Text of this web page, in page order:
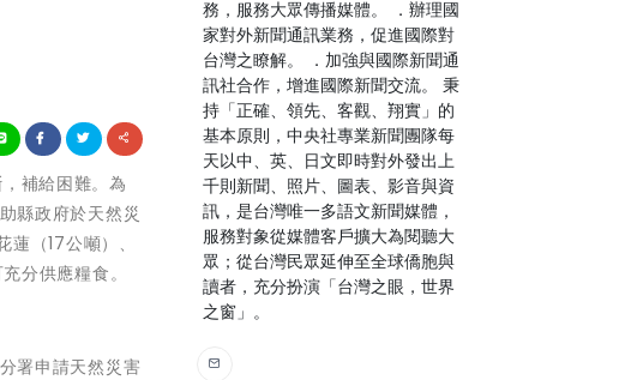
補給困難。為
縣政府於天然災
（17公噸）、
分供應糧食。
署申請天然災害
務，服務大眾傳播媒體。 ．辦理國
家對外新聞通訊業務，促進國際對
台灣之瞭解。 ．加強與國際新聞通
訊社合作，增進國際新聞交流。 秉
持「正確、領先、客觀、翔實」的
基本原則，中央社專業新聞團隊每
天以中、英、日文即時對外發出上
千則新聞、照片、圖表、影音與資
訊，是台灣唯一多語文新聞媒體，
服務對象從媒體客戶擴大為閱聽大
眾；從台灣民眾延伸至全球僑胞與
讀者，充分扮演「台灣之眼，世界
之窗」。